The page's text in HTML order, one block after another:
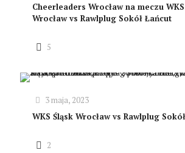
Cheerleaders Wrocław na meczu
Wrocław vs Rawlplug Sokół Łańcut
5
3 maja, 2023
WKS Śląsk Wrocław vs Rawlplug
2